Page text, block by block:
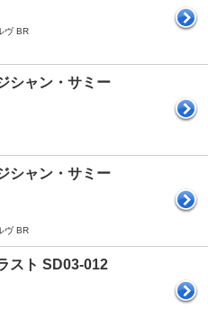
ヴ BR
シャン・サミー
シャン・サミー
ヴ BR
スト SD03-012